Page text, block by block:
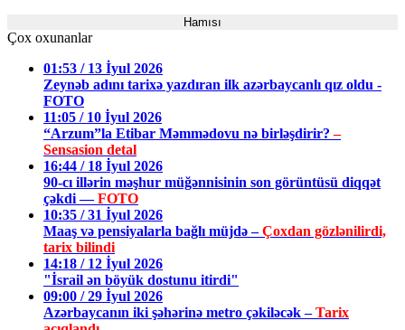
Hamısı
Çox oxunanlar
01:53 / 13 İyul 2026
Zeynəb adını tarixə yazdıran ilk azərbaycanlı qız oldu -
FOTO
11:05 / 10 İyul 2026
“Arzum”la Etibar Məmmədovu nə birləşdirir?–
Sensasion detal
16:44 / 18 İyul 2026
90-cı illərin məşhur müğənnisinin son görüntüsü diqqət
çəkdi —FOTO
10:35 / 31 İyul 2026
Maaş və pensiyalarla bağlı müjdə –Çoxdan gözlənilirdi,
tarix bilindi
14:18 / 12 İyul 2026
"İsrail ən böyük dostunu itirdi"
09:00 / 29 İyul 2026
Azərbaycanın iki şəhərinə metro çəkiləcək –Tarix